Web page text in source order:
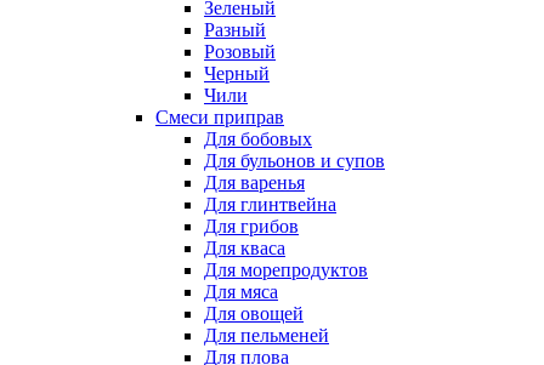
Зеленый
Разный
Розовый
Черный
Чили
Смеси приправ
Для бобовых
Для бульонов и супов
Для варенья
Для глинтвейна
Для грибов
Для кваса
Для морепродуктов
Для мяса
Для овощей
Для пельменей
Для плова